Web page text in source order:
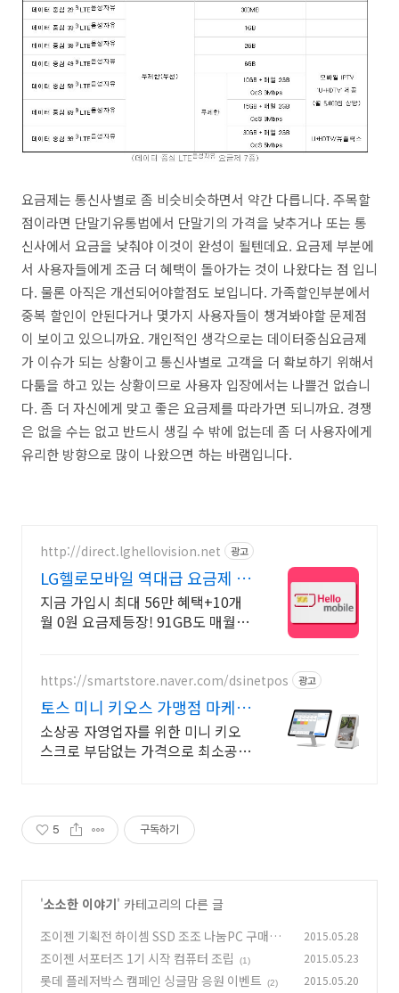
요금제는 통신사별로 좀 비슷비슷하면서 약간 다릅니다. 주목할
점이라면 단말기유통법에서 단말기의 가격을 낮추거나 또는 통
신사에서 요금을 낮춰야 이것이 완성이 될텐데요. 요금제 부분에
서 사용자들에게 조금 더 혜택이 돌아가는 것이 나왔다는 점 입니
다. 물론 아직은 개선되어야할점도 보입니다. 가족할인부분에서
중복 할인이 안된다거나 몇가지 사용자들이 챙겨봐야할 문제점
이 보이고 있으니까요. 개인적인 생각으로는 데이터중심요금제
가 이슈가 되는 상황이고 통신사별로 고객을 더 확보하기 위해서
다툼을 하고 있는 상황이므로 사용자 입장에서는 나쁠건 없습니
다. 좀 더 자신에게 맞고 좋은 요금제를 따라가면 되니까요. 경쟁
은 없을 수는 없고 반드시 생길 수 밖에 없는데 좀 더 사용자에게
유리한 방향으로 많이 나왔으면 하는 바램입니다.
http://direct.lghellovision.net 광고
LG헬로모바일 역대급 요금제 편
의점 유심, 이심 즉시개통
지금 가입시 최대 56만 혜택+10개
월 0원 요금제등장! 91GB도 매월 0
https://smartstore.naver.com/dsinetpos 광고
토스 미니 키오스 가맹점 마케팅
결제할인 이용
소상공 자영업자를 위한 미니 키오
스크로 부담없는 가격으로 최소공간
5 구독하기
'소소한 이야기' 카테고리의 다른 글
조이젠 기획전 하이셈 SSD 조조 나눔PC 구매이
벤트
(5)
2015.05.28
조이젠 서포터즈 1기 시작 컴퓨터 조립 (1) 2015.05.23
롯데 플레저박스 캠페인 싱글맘 응원 이벤트 (2) 2015.05.20